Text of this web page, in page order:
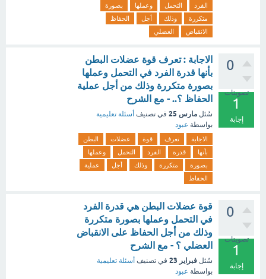
الفرد
التحمل وعملها
بصورة
متكررة
وذلك أجل
الحفاظ
الانقباض
العضلي
0
تصويتات
1
إجابة
الاجابة : تعرف قوة عضلات البطن
بأنها قدرة الفرد في التحمل وعملها
بصورة متكررة وذلك من أجل عملية
الحفاظ ؟.. - مع الشرح
سُئل مارس 25 في تصنيف أسئلة تعليمية
بواسطة عبود
الاجابة تعرف قوة عضلات
البطن
بأنها
قدرة الفرد التحمل
وعملها
بصورة
متكررة وذلك أجل
عملية
الحفاظ
0
تصويتات
1
إجابة
قوة عضلات البطن هي قدرة الفرد
في التحمل وعملها بصورة متكررة
وذلك من أجل الحفاظ على الانقباض
العضلي ؟ - مع الشرح
سُئل فبراير 23 في تصنيف أسئلة تعليمية
بواسطة عبود